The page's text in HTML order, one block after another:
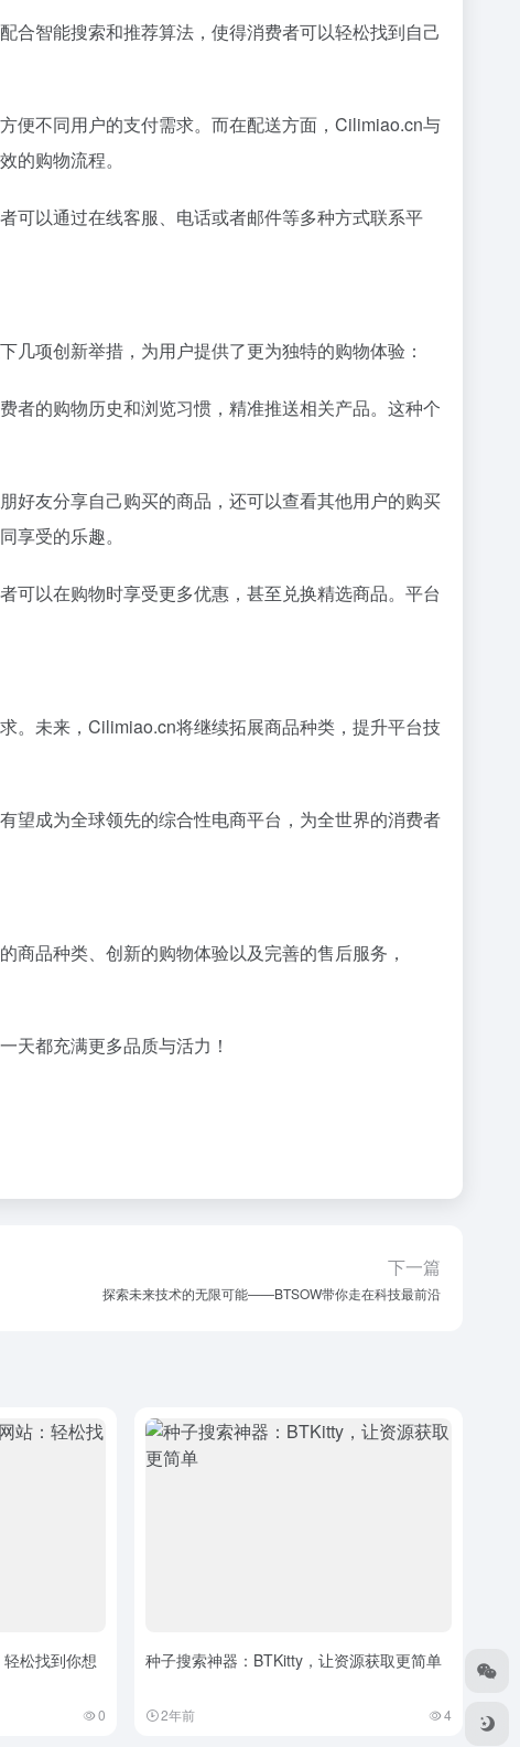
合智能搜索和推荐算法，使得消费者可以轻松找到自己
便不同用户的支付需求。而在配送方面，Cilimiao.cn与
的购物流程。
可以通过在线客服、电话或者邮件等多种方式联系平
项创新举措，为用户提供了更为独特的购物体验：
者的购物历史和浏览习惯，精准推送相关产品。这种个
好友分享自己购买的商品，还可以查看其他用户的购买
享受的乐趣。
可以在购物时享受更多优惠，甚至兑换精选商品。平台
。未来，Cilimiao.cn将继续拓展商品种类，提升平台技
望成为全球领先的综合性电商平台，为全世界的消费者
品种类、创新的购物体验以及完善的售后服务，
天都充满更多品质与活力！
下一篇
探索未来技术的无限可能——BTSOW带你走在科技最前沿
松找到你想
0
种子搜索神器：BTKitty，让资源获取更简单
2年前 4